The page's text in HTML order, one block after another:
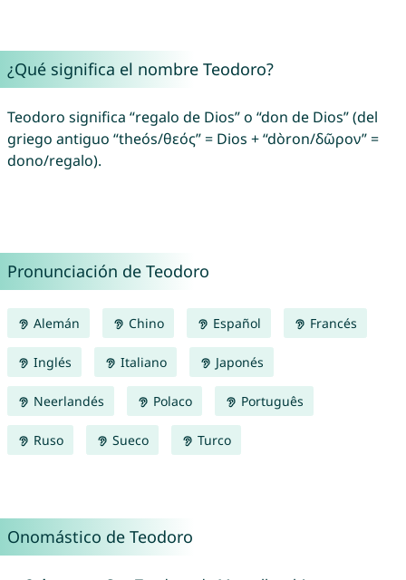
¿Qué significa el nombre Teodoro?
Teodoro significa “regalo de Dios” o “don de Dios” (del
griego antiguo “theós/θεός” = Dios + “dòron/δῶρον” =
dono/regalo).
Pronunciación de Teodoro
Alemán Chino Español Francés
Inglés Italiano Japonés
Neerlandés Polaco Português
Ruso Sueco Turco
Onomástico de Teodoro